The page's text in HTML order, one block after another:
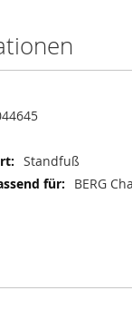
Standfuß
BERG